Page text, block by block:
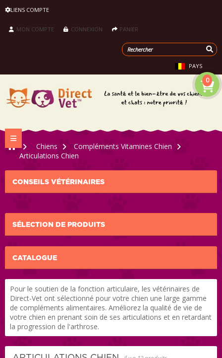
LIENS COMPTE
MON COMPTE CONNEXION PANIER
PAYS
0
Navigation bascule
>
Chiens >
Compléments Vitamines Chien
Articulations Chien
CONSEILS VÉTÉRINAIRES
SÉLECTION DE PRODUITS
CATALOGUE
Pour le soutien de la fonction articulaire, les vétérinaires de
Direct-Vet ont sélectionné pour votre chien une large gamme
de compléments alimentaires. Améliorez la qualité de vie de
votre chien en prenant soin de ses articulations et en retardant
la progression de l'arthrose.